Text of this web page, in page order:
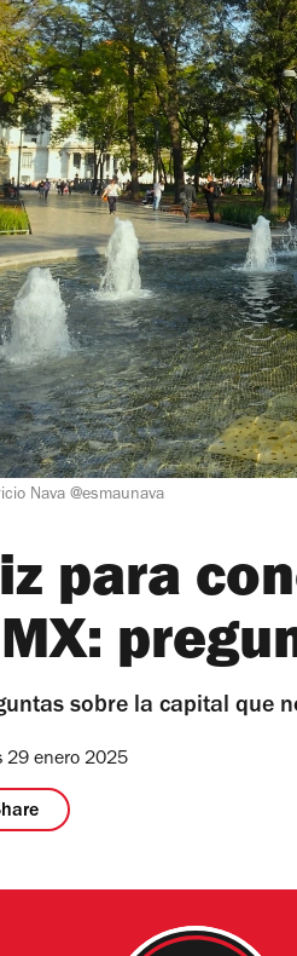
Nava @esmaunava
para
sobre la capital que
29 enero 2025